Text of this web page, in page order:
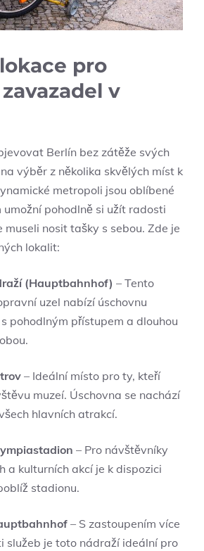
pro
v
Berlín bez zátěže svých
výběr z několika skvělých míst k
metropoli jsou oblíbené
umožní pohodlně si užít radosti
museli nosit tašky s sebou. Zde je
lokalit:
(Hauptbahnhof) – Tento
uzel nabízí úschovnu
pohodlným přístupem a dlouhou
– Ideální místo pro ty, kteří
muzeí. Úschovna se nachází
hlavních atrakcí.
– Pro návštěvníky
a kulturních akcí je k dispozici
stadionu.
– S zastoupením více
služeb je toto nádraží ideální pro